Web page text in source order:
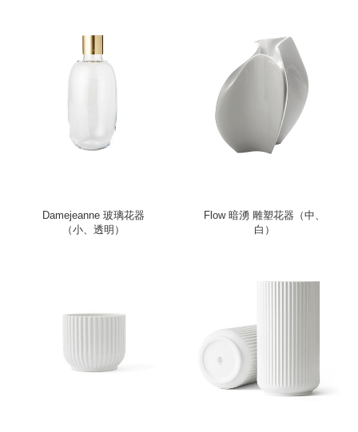
Damejeanne 玻璃花器
（小、透明）
Flow 暗湧 雕塑花器（中、
白）